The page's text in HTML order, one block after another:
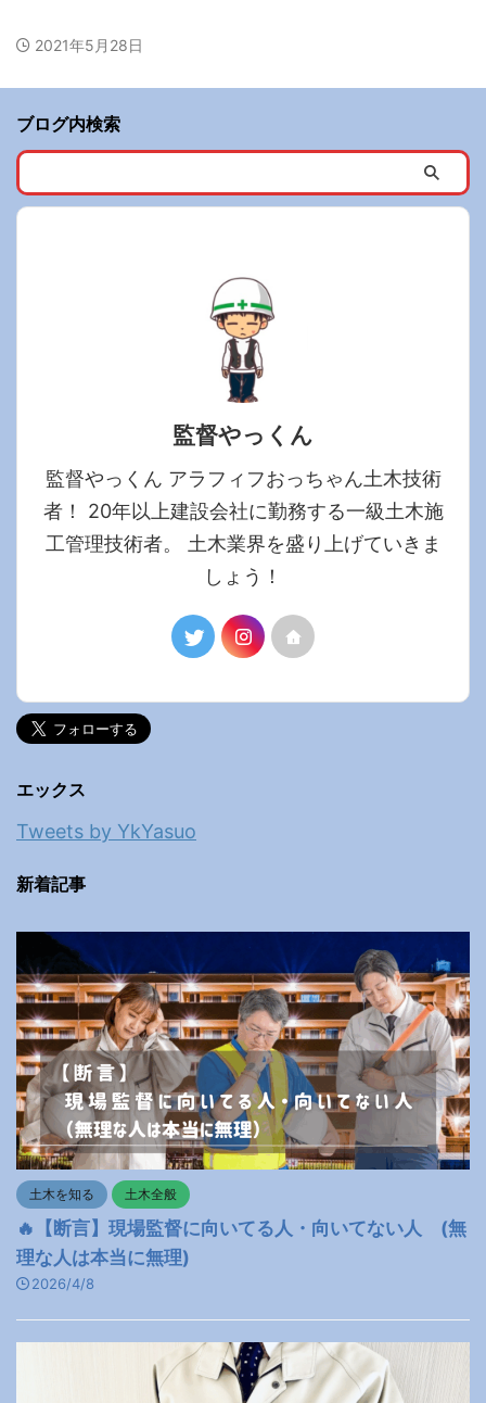
2021年5月28日
ブログ内検索
監督やっくん
監督やっくん アラフィフおっちゃん土木技術
者！ 20年以上建設会社に勤務する一級土木施
工管理技術者。 土木業界を盛り上げていきま
しょう！
エックス
Tweets by YkYasuo
新着記事
土木を知る 土木全般
🔥【断言】現場監督に向いてる人・向いてない人 (無
理な人は本当に無理)
2026/4/8